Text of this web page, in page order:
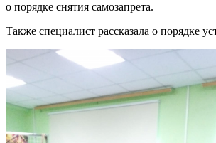
о порядке снятия самозапрета.
Также специалист рассказала о порядке